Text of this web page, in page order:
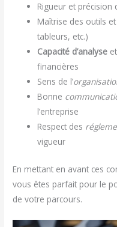
Rigueur et précision
Maîtrise des outils et
tableurs, etc.)
Capacité d’analyse
financières
Sens de l’
Bonne
l’entreprise
Respect des
vigueur
En mettant en avant ces
vous êtes parfait pour le
de votre parcours.